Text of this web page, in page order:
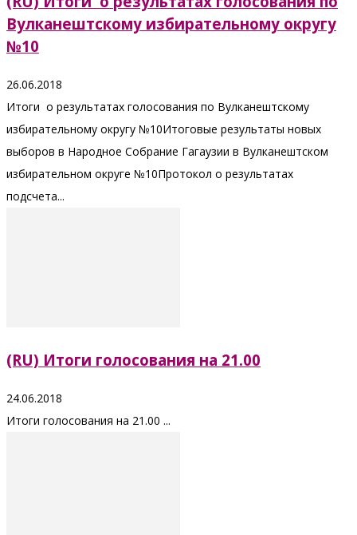
Вулканештскому избирательному округу
№10
26.06.2018
Итоги о результатах голосования по Вулканештскому
избирательному округу №10Итоговые результаты новых
выборов в Народное Собрание Гагаузии в Вулканештском
избирательном округе №10Протокол о результатах
подсчета...
(RU) Итоги голосования на 21.00
24.06.2018
Итоги голосования на 21.00 ...